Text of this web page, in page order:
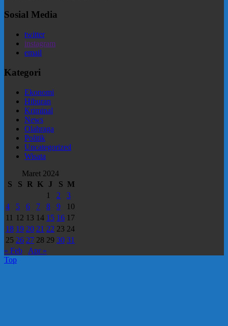
Sosial Media
twitter
instagram
email
Kategori
Ekonomi
Hiburan
Kriminal
News
Olahraga
Politik
Uncategorized
Wisata
Maret 2024
S
S R K J S M
1
2
3
4
5 6 7 8 9
10
11 12 13 14 15 16 17
18 19 20 21 22 23 24
25 26 27 28 29 30 31
« Feb
Apr »
Top